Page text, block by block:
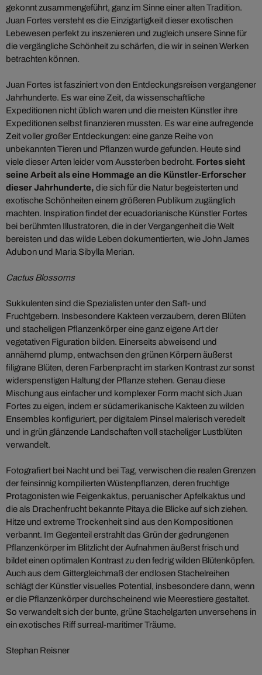
gekonnt zusammengeführt, ganz im Sinne einer alten Tradition.
Juan Fortes versteht es die Einzigartigkeit dieser exotischen
Lebewesen perfekt zu inszenieren und zugleich unsere Sinne für
die vergängliche Schönheit zu schärfen, die wir in seinen Werken
betrachten können.
Juan Fortes ist fasziniert von den Entdeckungsreisen vergangener
Jahrhunderte. Es war eine Zeit, da wissenschaftliche
Expeditionen nicht üblich waren und die meisten Künstler ihre
Expeditionen selbst finanzieren mussten. Es war eine aufregende
Zeit voller großer Entdeckungen: eine ganze Reihe von
unbekannten Tieren und Pflanzen wurde gefunden. Heute sind
viele dieser Arten leider vom Aussterben bedroht. Fortes sieht
seine Arbeit als eine Hommage an die Künstler-Erforscher
dieser Jahrhunderte, die sich für die Natur begeisterten und
exotische Schönheiten einem größeren Publikum zugänglich
machten. Inspiration findet der ecuadorianische Künstler Fortes
bei berühmten Illustratoren, die in der Vergangenheit die Welt
bereisten und das wilde Leben dokumentierten, wie John James
Adubon und Maria Sibylla Merian.
Cactus Blossoms
Sukkulenten sind die Spezialisten unter den Saft- und
Fruchtgebern. Insbesondere Kakteen verzaubern, deren Blüten
und stacheligen Pflanzenkörper eine ganz eigene Art der
vegetativen Figuration bilden. Einerseits abweisend und
annähernd plump, entwachsen den grünen Körpern äußerst
filigrane Blüten, deren Farbenpracht im starken Kontrast zur sonst
widerspenstigen Haltung der Pflanze stehen. Genau diese
Mischung aus einfacher und komplexer Form macht sich Juan
Fortes zu eigen, indem er südamerikanische Kakteen zu wilden
Ensembles konfiguriert, per digitalem Pinsel malerisch veredelt
und in grün glänzende Landschaften voll stacheliger Lustblüten
verwandelt.
Fotografiert bei Nacht und bei Tag, verwischen die realen Grenzen
der feinsinnig kompilierten Wüstenpflanzen, deren fruchtige
Protagonisten wie Feigenkaktus, peruanischer Apfelkaktus und
die als Drachenfrucht bekannte Pitaya die Blicke auf sich ziehen.
Hitze und extreme Trockenheit sind aus den Kompositionen
verbannt. Im Gegenteil erstrahlt das Grün der gedrungenen
Pflanzenkörper im Blitzlicht der Aufnahmen äußerst frisch und
bildet einen optimalen Kontrast zu den fedrig wilden Blütenköpfen.
Auch aus dem Gittergleichmaß der endlosen Stachelreihen
schlägt der Künstler visuelles Potential, insbesondere dann, wenn
er die Pflanzenkörper durchscheinend wie Meerestiere gestaltet.
So verwandelt sich der bunte, grüne Stachelgarten unversehens in
ein exotisches Riff surreal-maritimer Träume.
Stephan Reisner